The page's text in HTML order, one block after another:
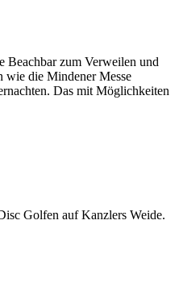
Beachbar zum Verweilen und
wie die Mindener Messe
Das mit Möglichkeiten
Golfen auf Kanzlers Weide.